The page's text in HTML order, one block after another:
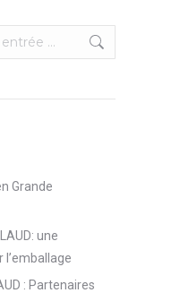
Grande
une
l’emballage
: Partenaires